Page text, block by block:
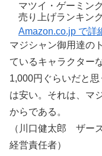
マツイ・ゲーミン
売り上げランキン
Amazon.co.jp で詳
マジシャン御用達の
ているキャラクター
1,000円ぐらいだと思
は安い。それは、マ
からである。
（川口健太郎 ザー
経営責任者）